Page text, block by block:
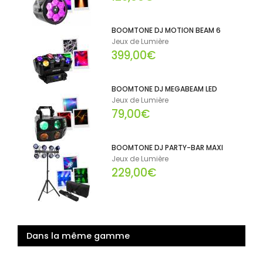
BOOMTONE DJ MOTION BEAM 6
Jeux de Lumière
399,00€
BOOMTONE DJ MEGABEAM LED
Jeux de Lumière
79,00€
BOOMTONE DJ PARTY-BAR MAXI
Jeux de Lumière
229,00€
Dans la même gamme